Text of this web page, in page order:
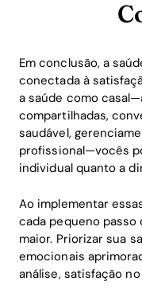
Em conclusão, a
conectada à
a saúde como
compartilhadas,
saudável,
profissional—vocês
individual quanto a
Ao implementar
cada pequeno
maior. Priorizar sua
emocionais
análise, satisfação